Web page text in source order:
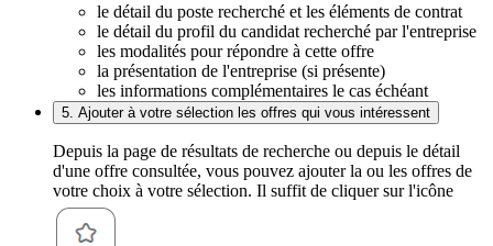
le détail du poste recherché et les éléments de contrat
le détail du profil du candidat recherché par l'entreprise
les modalités pour répondre à cette offre
la présentation de l'entreprise (si présente)
les informations complémentaires le cas échéant
5. Ajouter à votre sélection les offres qui vous intéressent
Depuis la page de résultats de recherche ou depuis le détail
d'une offre consultée, vous pouvez ajouter la ou les offres de
votre choix à votre sélection. Il suffit de cliquer sur l'icône